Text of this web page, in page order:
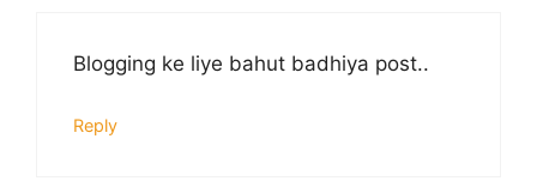
Blogging ke liye bahut badhiya post..
Reply